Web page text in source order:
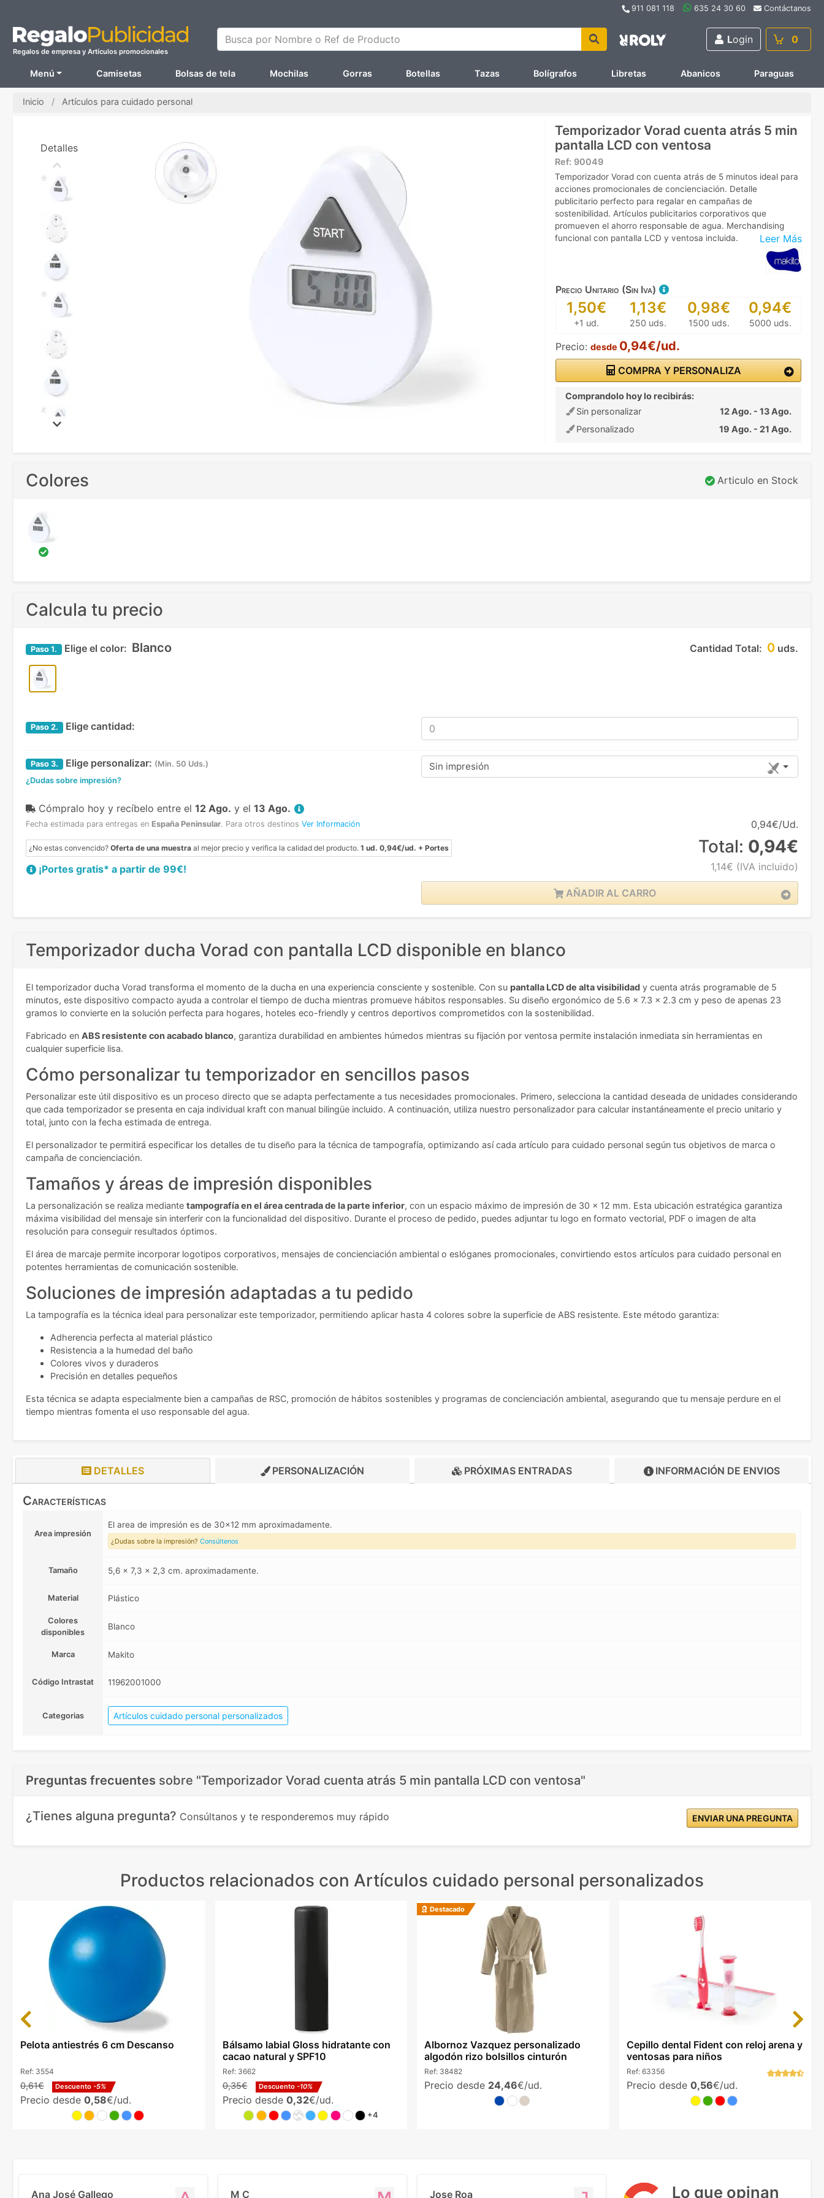
911 081 118 635 24 30 60 Contáctanos
Regalos de empresa y Artículos promocionales
Busca por Nombre o Ref de Producto Login 0
Menú Camisetas Bolsas de tela Mochilas Gorras Botellas Tazas Bolígrafos Libretas Abanicos Paraguas
Inicio Artículos para cuidado personal
Temporizador Vorad cuenta atrás 5 min
pantalla LCD con ventosa
Ref: 90049
Leer Más
Temporizador Vorad con cuenta atrás de 5 minutos ideal para
acciones promocionales de concienciación. Detalle
publicitario perfecto para regalar en campañas de
sostenibilidad. Artículos publicitarios corporativos que
promueven el ahorro responsable de agua. Merchandising
funcional con pantalla LCD y ventosa incluida.
Precio Unitario (Sin Iva)
1,50€
+1 ud.
1,13€
250 uds.
0,98€
1500 uds.
0,94€
5000 uds.
Precio: desde 0,94€/ud.
COMPRA Y PERSONALIZA
Comprandolo hoy lo recibirás:
Sin personalizar
12 Ago. - 13 Ago.
Personalizado
19 Ago. - 21 Ago.
Detalles
Colores Articulo en Stock
Calcula tu precio
Cantidad Total: 0 uds.
Paso 1. Elige el color: Blanco
Paso 2. Elige cantidad:
Paso 3. Elige personalizar: (Min. 50 Uds.)
¿Dudas sobre impresión?
Sin impresión
Cómpralo hoy y recíbelo entre el 12 Ago. y el 13 Ago.
Fecha estimada para entregas en España Peninsular. Para otros destinos Ver Información
¿No estas convencido? Oferta de una muestra al mejor precio y verifica la calidad del producto. 1 ud. 0,94€/ud. + Portes
¡Portes gratis* a partir de 99€!
0,94€/Ud.
Total: 0,94€
1,14€ (IVA incluido)
AÑADIR AL CARRO
Temporizador ducha Vorad con pantalla LCD disponible en blanco
El temporizador ducha Vorad transforma el momento de la ducha en una experiencia consciente y sostenible. Con su pantalla LCD de alta visibilidad y cuenta atrás programable de 5
minutos, este dispositivo compacto ayuda a controlar el tiempo de ducha mientras promueve hábitos responsables. Su diseño ergonómico de 5.6 x 7.3 x 2.3 cm y peso de apenas 23
gramos lo convierte en la solución perfecta para hogares, hoteles eco-friendly y centros deportivos comprometidos con la sostenibilidad.
Fabricado en ABS resistente con acabado blanco, garantiza durabilidad en ambientes húmedos mientras su fijación por ventosa permite instalación inmediata sin herramientas en
cualquier superficie lisa.
Cómo personalizar tu temporizador en sencillos pasos
Personalizar este útil dispositivo es un proceso directo que se adapta perfectamente a tus necesidades promocionales. Primero, selecciona la cantidad deseada de unidades considerando
que cada temporizador se presenta en caja individual kraft con manual bilingüe incluido. A continuación, utiliza nuestro personalizador para calcular instantáneamente el precio unitario y
total, junto con la fecha estimada de entrega.
El personalizador te permitirá especificar los detalles de tu diseño para la técnica de tampografía, optimizando así cada artículo para cuidado personal según tus objetivos de marca o
campaña de concienciación.
Tamaños y áreas de impresión disponibles
La personalización se realiza mediante tampografía en el área centrada de la parte inferior, con un espacio máximo de impresión de 30 x 12 mm. Esta ubicación estratégica garantiza
máxima visibilidad del mensaje sin interferir con la funcionalidad del dispositivo. Durante el proceso de pedido, puedes adjuntar tu logo en formato vectorial, PDF o imagen de alta
resolución para conseguir resultados óptimos.
El área de marcaje permite incorporar logotipos corporativos, mensajes de concienciación ambiental o eslóganes promocionales, convirtiendo estos artículos para cuidado personal en
potentes herramientas de comunicación sostenible.
Soluciones de impresión adaptadas a tu pedido
La tampografía es la técnica ideal para personalizar este temporizador, permitiendo aplicar hasta 4 colores sobre la superficie de ABS resistente. Este método garantiza:
Adherencia perfecta al material plástico
Resistencia a la humedad del baño
Colores vivos y duraderos
Precisión en detalles pequeños
Esta técnica se adapta especialmente bien a campañas de RSC, promoción de hábitos sostenibles y programas de concienciación ambiental, asegurando que tu mensaje perdure en el
tiempo mientras fomenta el uso responsable del agua.
DETALLES PERSONALIZACIÓN PRÓXIMAS ENTRADAS INFORMACIÓN DE ENVIOS
Características
Area impresión
El area de impresión es de 30x12 mm aproximadamente.
¿Dudas sobre la impresión? Consúltenos
Tamaño 5,6 x 7,3 x 2,3 cm. aproximadamente.
Material Plástico
Colores
disponibles
Blanco
Marca Makito
Código Intrastat 11962001000
Categorias Artículos cuidado personal personalizados
Preguntas frecuentes sobre "Temporizador Vorad cuenta atrás 5 min pantalla LCD con ventosa"
¿Tienes alguna pregunta? Consúltanos y te responderemos muy rápido ENVIAR UNA PREGUNTA
Productos relacionados con Artículos cuidado personal personalizados
Pelota antiestrés 6 cm Descanso
Ref: 3554
0,61€ Descuento -5%
Precio desde 0,58€/ud.
Bálsamo labial Gloss hidratante con
cacao natural y SPF10
Ref: 3662
0,35€ Descuento -10%
Precio desde 0,32€/ud.
+4
Destacado
Albornoz Vazquez personalizado
algodón rizo bolsillos cinturón
Ref: 38482
Precio desde 24,46€/ud.
Cepillo dental Fident con reloj arena y
ventosas para niños
Ref: 63356
Precio desde 0,56€/ud.
Previous Next
Lo que opinan
Ana José Gallego M C Jose Roa